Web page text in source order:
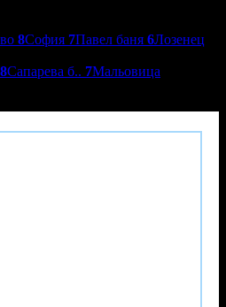
8София 7Павел баня 6Лозенец
8Сапарева б.. 7Мальовица